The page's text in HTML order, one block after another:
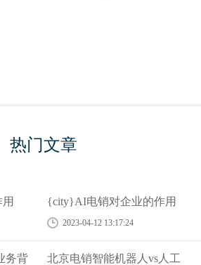
热门文章
{city}AI电销对企业的作用
2023-04-12 13:17:24
务背
北京电销智能机器人vs人工